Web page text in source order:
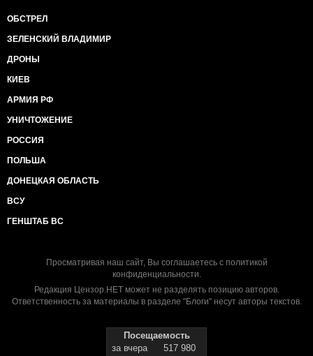
ОБСТРЕЛ
ЗЕЛЕНСКИЙ ВЛАДИМИР
ДРОНЫ
КИЕВ
АРМИЯ РФ
УНИЧТОЖЕНИЕ
РОССИЯ
ПОЛЬША
ДОНЕЦКАЯ ОБЛАСТЬ
ВСУ
ГЕНШТАБ ВС
Просматривая наш сайт, Вы соглашаетесь с политикой
конфиденциальности.
Редакция Цензор.НЕТ может не разделять позицию авторов.
Ответственность за материалы в разделе "Блоги" несут авторы текстов.
Посещаемость
за вчера
517 980